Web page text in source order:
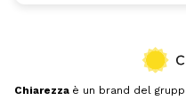
Chiarezza è un brand del